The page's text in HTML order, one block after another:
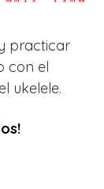
practicar
con el
ukelele.